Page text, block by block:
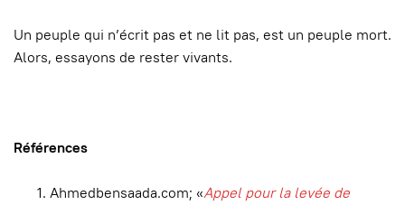
Un peuple qui n’écrit pas et ne lit pas, est un peuple mort.
Alors, essayons de rester vivants.
Références
Ahmedbensaada.com; «Appel pour la levée de